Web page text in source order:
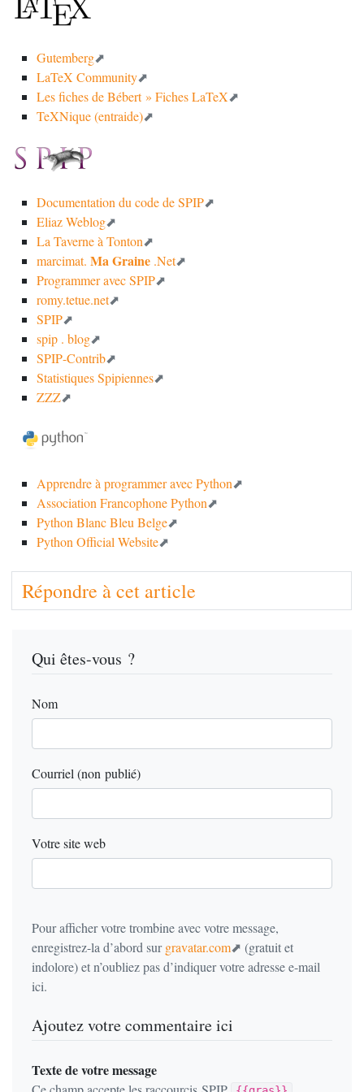
Gutemberg
LaTeX Community
Les fiches de Bébert » Fiches LaTeX
TeXNique (entraide)
Documentation du code deSPIP
Eliaz Weblog
La Taverne à Tonton
marcimat. Ma Graine .Net
Programmer avecSPIP
romy.tetue.net
SPIP
spip . blog
SPIP-Contrib
Statistiques Spipiennes
ZZZ
Apprendre à programmer avec Python
Association Francophone Python
Python Blanc Bleu Belge
Python Official Website
Répondre à cet article
Qui êtes-vous ?
Nom
Courriel (non publié)
Votre site web
Pour afficher votre trombine avec votre message,
enregistrez-la d’abord surgravatar.com
(gratuit et
indolore) et n’oubliez pas d’indiquer votre adresse e-mail
ici.
Ajoutez votre commentaire ici
Texte de votre message